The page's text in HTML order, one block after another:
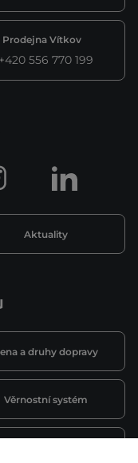
Prodejna Vítkov
+420 556 770 199
a druhy dopravy
Věrnostní systém
Aktuality
LinkedIn